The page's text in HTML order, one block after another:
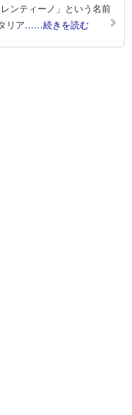
ンティーノ」という名前
リア……続きを読む